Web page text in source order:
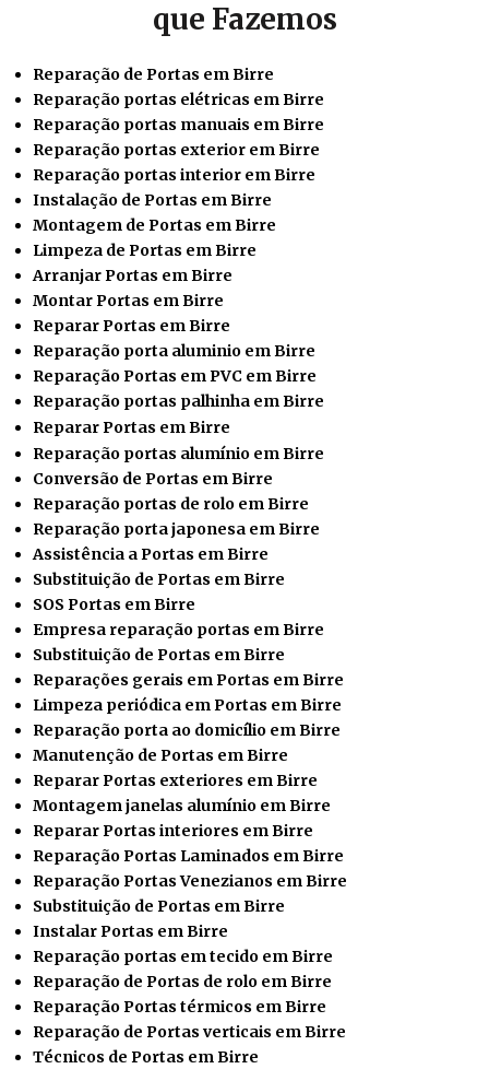
que Fazemos
Reparação de Portas em Birre
Reparação portas elétricas em Birre
Reparação portas manuais em Birre
Reparação portas exterior em Birre
Reparação portas interior em Birre
Instalação de Portas em Birre
Montagem de Portas em Birre
Limpeza de Portas em Birre
Arranjar Portas em Birre
Montar Portas em Birre
RepararPortas em Birre
Reparação porta aluminio em Birre
Reparação Portas em PVC em Birre
Reparação portas palhinha em Birre
Reparar Portas em Birre
Reparação portas alumínio em Birre
Conversão de Portas em Birre
Reparação portas de rolo em Birre
Reparação porta japonesa em Birre
Assistência a Portas em Birre
Substituição de Portas em Birre
SOS Portas em Birre
Empresa reparação portas em Birre
Substituição de Portas em Birre
Reparações gerais em Portas em Birre
Limpeza periódica em Portas em Birre
Reparação porta ao domicílio em Birre
Manutenção de Portas em Birre
Reparar Portas exteriores em Birre
Montagem janelas alumínio em Birre
Reparar Portas interiores em Birre
Reparação Portas Laminados em Birre
Reparação Portas Venezianos em Birre
Substituição de Portas em Birre
InstalarPortas em Birre
Reparação portas em tecido em Birre
Reparação de Portas de rolo em Birre
Reparação Portas térmicos em Birre
Reparação de Portas verticais em Birre
Técnicos de Portas em Birre